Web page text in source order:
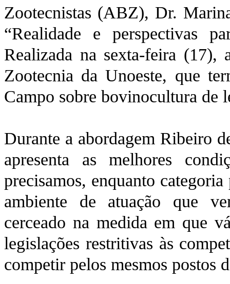
Zootecnistas (ABZ), Dr.
“Realidade e perspectivas
Realizada na sexta-feira (17),
Zootecnia da Unoeste, que
Campo sobre bovinocultura de
Durante a abordagem Ribeiro
apresenta as melhores
precisamos, enquanto
ambiente de atuação que
cerceado na medida em que
legislações restritivas às
competir pelos mesmos postos